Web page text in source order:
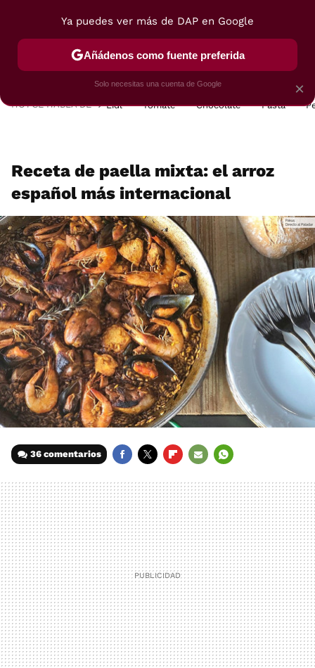
POSTRES VIAJES SELECCIÓN VEGUI
HOY SE HABLA DE Lidl Tomate Chocolate Pasta
Receta de paella mixta: el arroz
español más internacional
36 comentarios
MAIL
×
Ya puedes ver más de DAP en Google
Añádenos como fuente preferida
Solo necesitas una cuenta de Google